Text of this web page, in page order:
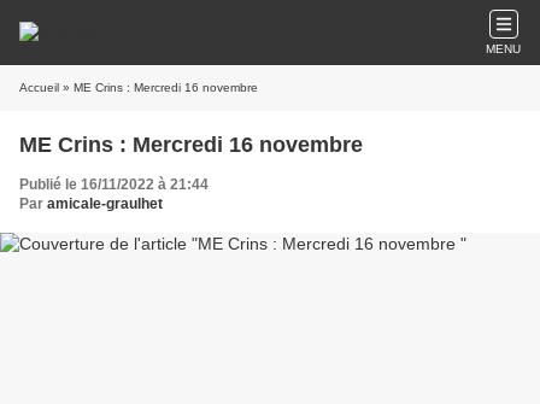
MENU
Accueil » ME Crins : Mercredi 16 novembre
ME Crins : Mercredi 16 novembre
Publié le 16/11/2022 à 21:44
Par amicale-graulhet